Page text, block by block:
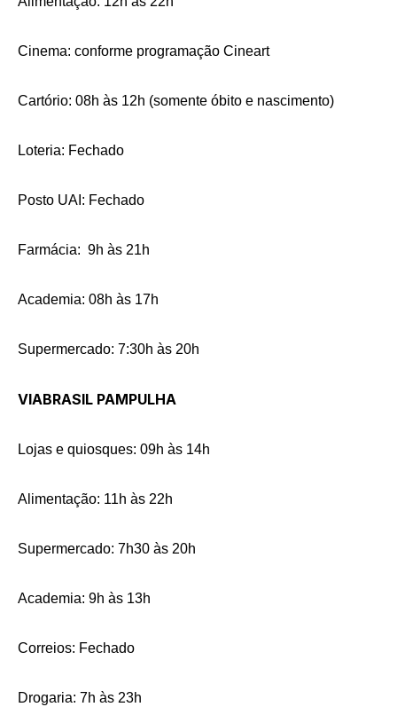
Cinema: conforme programação Cineart
Cartório: 08h às 12h (somente óbito e nascimento)
Loteria: Fechado
Posto UAI: Fechado
Farmácia: 9h às 21h
Academia: 08h às 17h
Supermercado: 7:30h às 20h
VIABRASIL PAMPULHA
Lojas e quiosques: 09h às 14h
Alimentação: 11h às 22h
Supermercado: 7h30 às 20h
Academia: 9h às 13h
Correios: Fechado
Drogaria: 7h às 23h